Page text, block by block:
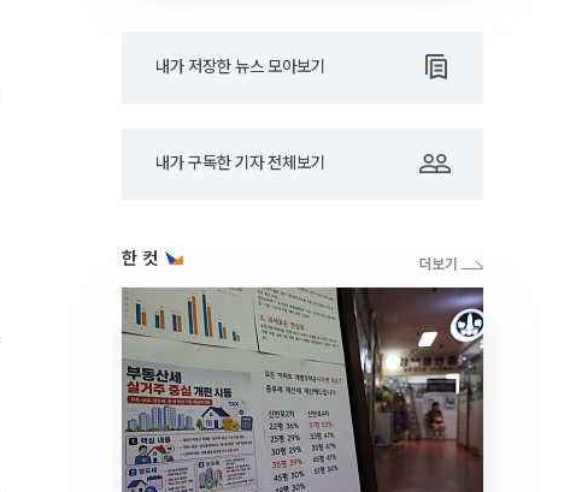
내가 저장한 뉴스 모아보기
내가 구독한 기자 전체보기
한 컷